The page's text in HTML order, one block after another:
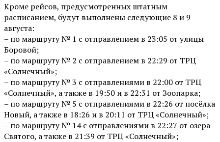
Кроме рейсов, предусмотренных штатным
расписанием, будут выполнены следующие 8 и 9
августа:
– по маршруту № 1 с отправлением в 23:05 от улицы
Боровой;
– по маршруту № 2 с отправлением в 22:29 от ТРЦ
«Солнечный»;
– по маршруту № 3 с отправлениями в 22:00 от ТРЦ
«Солнечный», а также в 19:50 и в 22:31 от Зоопарка;
– по маршруту № 5 с отправлениями в 22:26 от посёлка
Новый, а также в 18:26 и в 20:11 от ТРЦ «Солнечный»;
– по маршруту № 14 с отправлениями в 22:27 от озера
Святого, а также в 21:39 от ТРЦ «Солнечный»;